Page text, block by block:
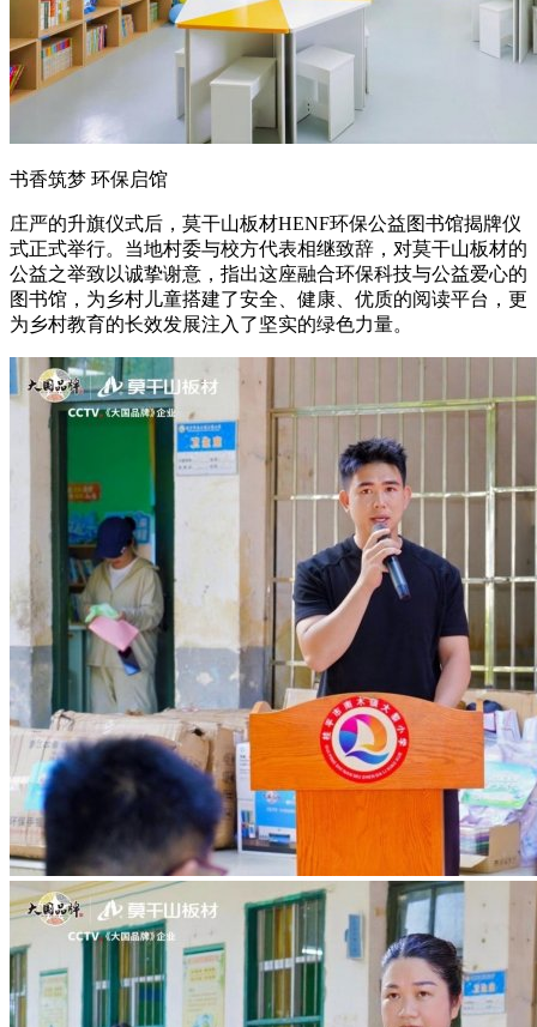
书香筑梦 环保启馆
庄严的升旗仪式后，莫干山板材HENF环保公益图书馆揭牌仪
式正式举行。当地村委与校方代表相继致辞，对莫干山板材的
公益之举致以诚挚谢意，指出这座融合环保科技与公益爱心的
图书馆，为乡村儿童搭建了安全、健康、优质的阅读平台，更
为乡村教育的长效发展注入了坚实的绿色力量。